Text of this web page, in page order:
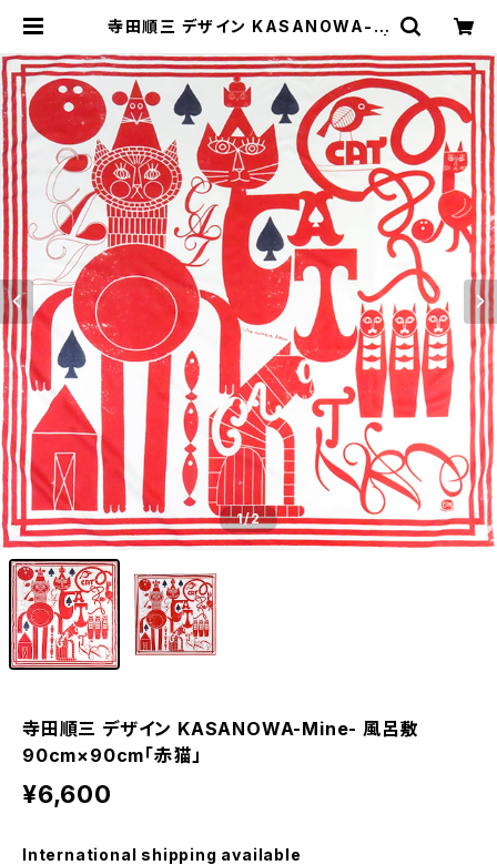
寺田順三 デザイン KASANOWA-M
KASANOWA
1/2
寺田順三 デザイン KASANOWA-Mine- 風呂敷
90cm×90cm「赤猫」
¥6,600
International shipping available